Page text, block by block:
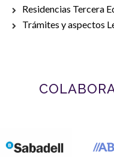
Residencias Tercera
Trámites y aspectos